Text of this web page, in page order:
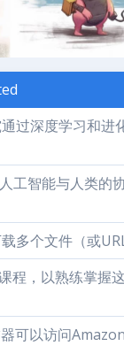
过深度学习和进
工智能与人类的
多个文件（或URL
程，以熟练掌握
可以访问Amazon